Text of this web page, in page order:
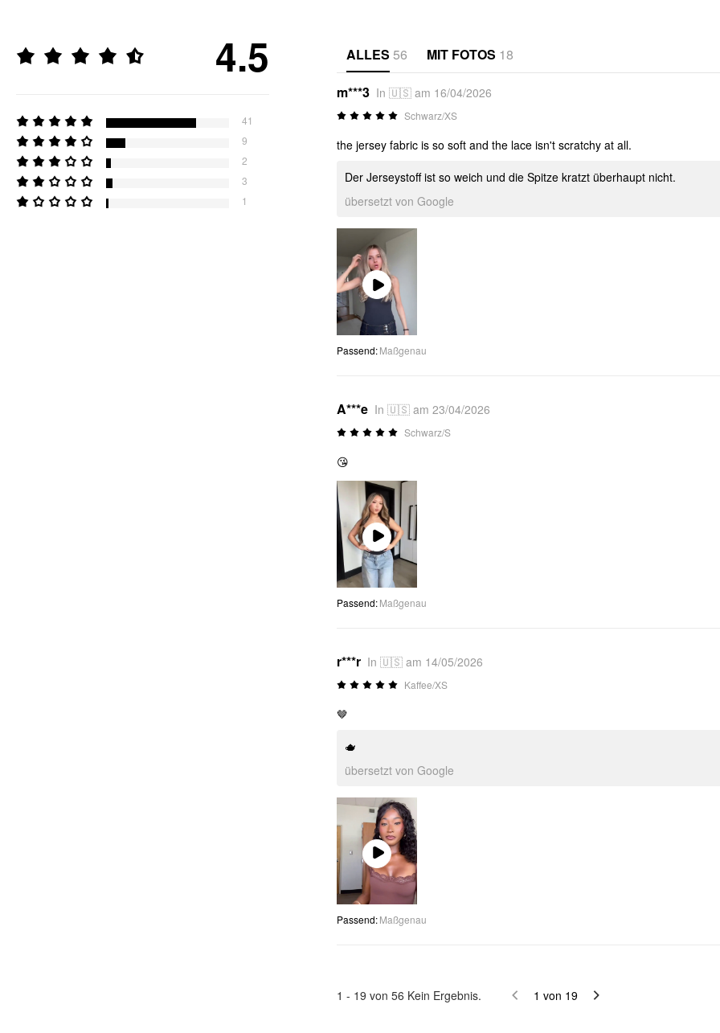
4.5
41
9
2
3
1
ALLES 56 MIT FOTOS 18
m***3 In 🇺🇸 am 16/04/2026
Schwarz/XS
the jersey fabric is so soft and the lace isn't scratchy at all.
Der Jerseystoff ist so weich und die Spitze kratzt überhaupt nicht.
übersetzt von Google
Play
Video
Passend:Maßgenau
A***e In 🇺🇸 am 23/04/2026
Schwarz/S
😘
Play
Video
Passend:Maßgenau
r***r In 🇺🇸 am 14/05/2026
Kaffee/XS
🤎
🫖
übersetzt von Google
Play
Video
Passend:Maßgenau
1 - 19 von 56 Kein Ergebnis. 1 von 19